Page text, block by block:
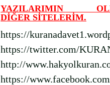
YAZILARIMIN
DİĞER SİTELERİM.
https://
https://twitter.com/
http://
https://